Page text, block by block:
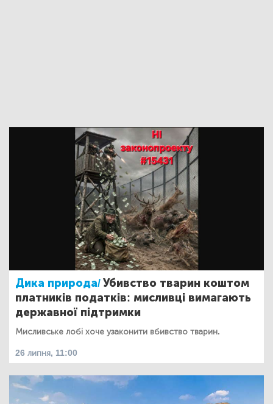
Дика природа/Убивство тварин коштом
платників податків: мисливці вимагають
державної підтримки
Мисливське лобі хоче узаконити вбивство тварин.
26 липня, 11:00